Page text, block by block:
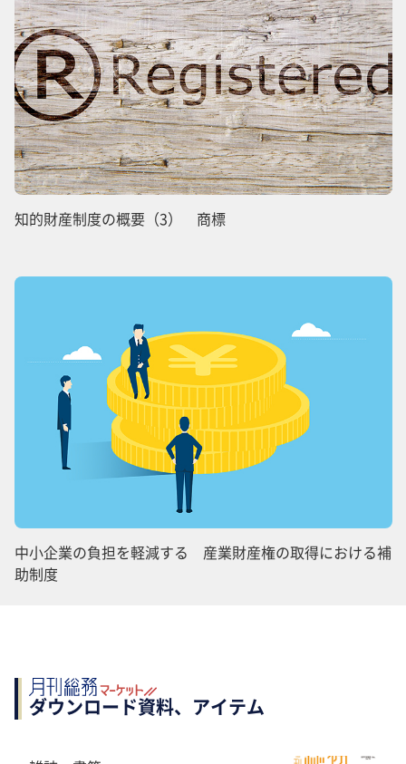
知的財産制度の概要（3） 商標
中小企業の負担を軽減する 産業財産権の取得における補
助制度
ダウンロード資料、アイテム